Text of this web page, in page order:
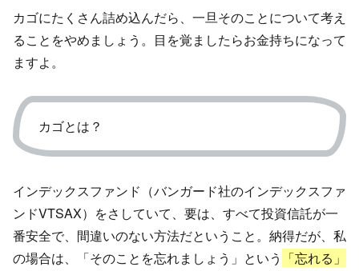
カゴにたくさん詰め込んだら、一旦そのことについて考え
ることをやめましょう。目を覚ましたらお金持ちになって
ますよ。
カゴとは？
インデックスファンド（バンガード社のインデックスファ
ンドVTSAX）をさしていて、要は、すべて投資信託が一
番安全で、間違いのない方法だということ。納得だが、私
の場合は、「そのことを忘れましょう」という 「忘れる」